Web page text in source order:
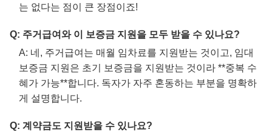
는 없다는 점이 큰 장점이죠!
Q: 주거급여와 이 보증금 지원을 모두 받을 수 있나요?
A: 네, 주거급여는 매월 임차료를 지원받는 것이고, 임대
보증금 지원은 초기 보증금을 지원받는 것이라 **중복 수
혜가 가능**합니다. 독자가 자주 혼동하는 부분을 명확하
게 설명합니다.
Q: 계약금도 지원받을 수 있나요?